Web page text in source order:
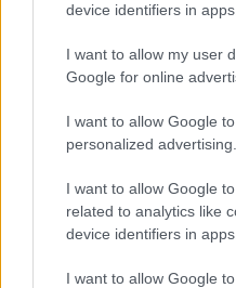
device identifiers in apps.
I want to allow my user
Google for online
I want to allow Google
personalized advertising.
I want to allow Google
related to analytics like
device identifiers in apps.
I want to allow Google